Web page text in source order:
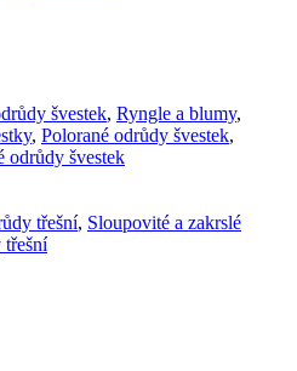
švestek, Ryngle a blumy,
, Polorané odrůdy švestek,
odrůdy švestek
třešní, Sloupovité a zakrslé
třešní